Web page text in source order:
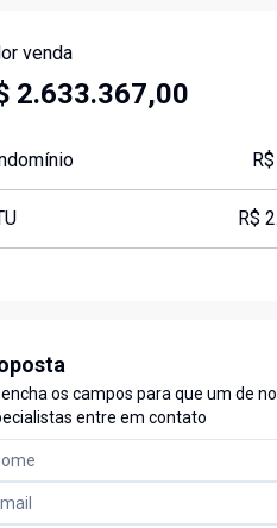
venda
2.633.367,00
R$
os campos para que um de
entre em contato